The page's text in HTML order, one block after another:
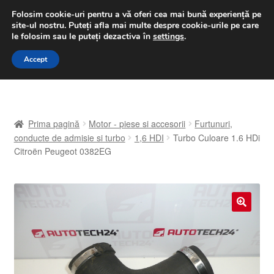
LIVRARE de la 33 lei
luni-vineri 9 a.m. - 4 p.m.031 229 6816
Sari
Sari
A lua legatura
Despre noi
Finalizare comandă
Prima pagină Motor - piese si accesorii
Furtunuri,
conducte de admisie si turbo
1,6 HDI
Turbo Culoare 1.6 HDi
Citroën Peugeot 0382EG
Folosim cookie-uri pentru a vă oferi cea mai bună experiență pe
site-ul nostru. Puteți afla mai multe despre cookie-urile pe care
le folosim sau le puteți dezactiva în settings.
Accept